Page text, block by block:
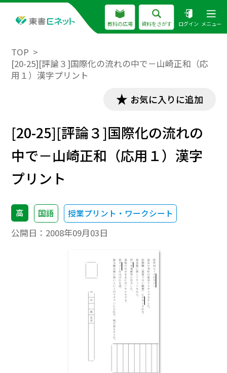
教科の広場 資料をさがす ログイン メニュー
TOP
[20-25][評論３]国際化の流れの中で－山崎正和（応
用１）漢字プリント
お気に入りに追加
[20-25][評論３]国際化の流れの
中で－山崎正和（応用１）漢字
プリント
高 国語 授業プリント・ワークシート
公開日： 2008年09月03日